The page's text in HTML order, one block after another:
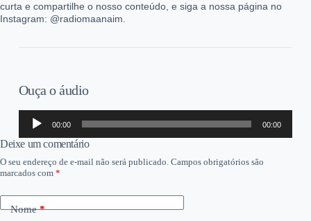
curta e compartilhe o nosso conteúdo, e siga a nossa página no
Instagram: @radiomaanaim.
Ouça o áudio
Tocador
áudio
00:00 00:00
Deixe um comentário
O seu endereço de e-mail não será publicado. Campos obrigatórios são
marcados com *
Nome*